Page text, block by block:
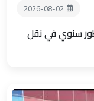
2026-08-02
سنوي في نقل